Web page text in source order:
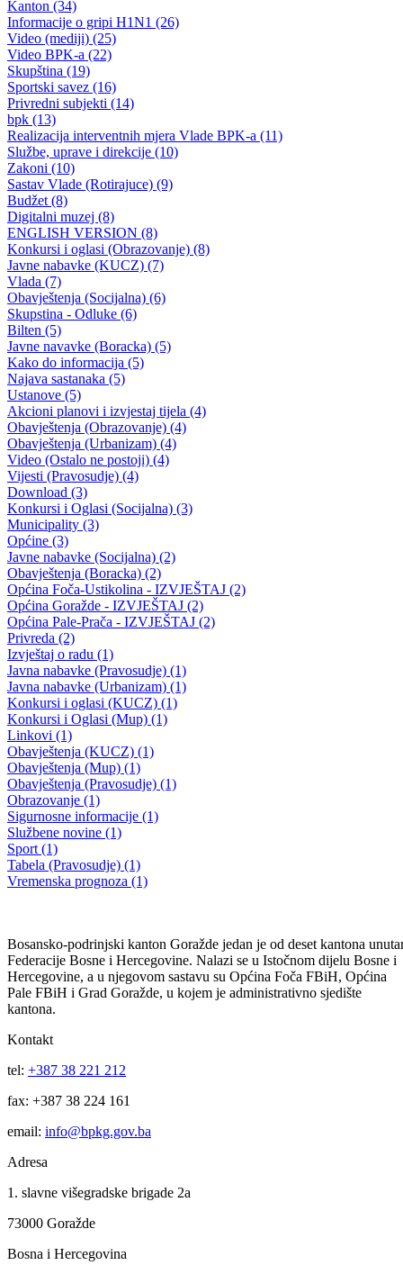
Utvrđen termin održavanja 31. redovne sjednice
25.05.2026